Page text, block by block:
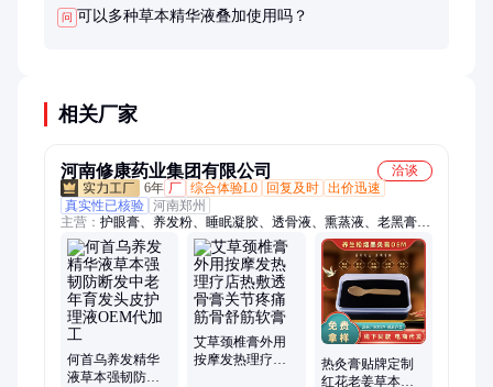
问 可以多种草本精华液叠加使用吗？
相关厂家
河南修康药业集团有限公司
洽谈
6年 厂 综合体验L0 回复及时 出价迅速
真实性已核验 河南郑州
主营： 护眼膏、养发粉、睡眠凝胶、透骨液、熏蒸液、老黑膏、
纤体肚脐丸、热敷包、脐灸粉、熏蒸包、女神丸、洗发水、冷熏
护眼膏、护眼贴、疼痛粉、三伏贴、热灸膏、足浴包、洗发粉、
卫生巾、益肾贴、膏药、抑菌膏、延时喷剂、鼻炎膏
何首乌养发精华
液草本强韧防断
艾草颈椎膏外用
按摩发热理疗店
热灸膏贴牌定制
红花老姜草本泥